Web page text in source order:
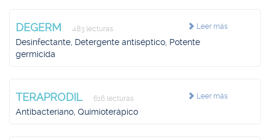
Leer más
DEGERM 483 lecturas
Desinfectante, Detergente antiséptico, Potente
germicida
Leer más
TERAPRODIL 616 lecturas
Antibacteriano, Quimioterápico